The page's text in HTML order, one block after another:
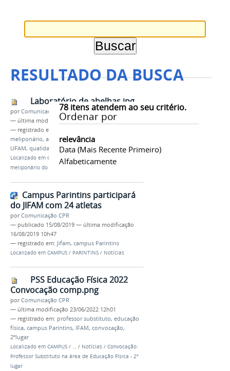
RESULTADO DA BUSCA
78itens atendem ao seu critério.
Ordenar por
relevância
Data (mais Recente Primeiro)
Alfabeticamente
Laboratório de abelhas.jpg
porComunicação CPR
— última modificação20/05/2022 22h12
— registrado em:
meliponário, aviário, IFAM,campus Parintins
UFAM, qualidade ensino técnico
Localizado em CAMPUS / … Notícias
meliponário do campus estão em fase de conclusão
Campus Parintins participará
do JIFAM com 24 atletas
porComunicação CPR
— publicado 15/08/2019 — última modificação
16/08/2019 10h47
— registrado em: Jifam, campus Parintins
Localizado em CAMPUS / PARINTINS / Notícias
PSS Educação Física 2022
Convocação comp.png
porComunicação CPR
— última modificação 23/06/2022 12h01
— registrado em: professor substituto, educação
física, campus Parintins, IFAM, convocação,
2ºlugar
Localizado em CAMPUS / … / Notícias / Convocação:
Professor Substituto na área de Educação Física - 2º
lugar